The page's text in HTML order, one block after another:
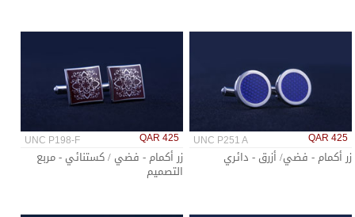
UNC P251 A QAR 425
زر أكمام - فضي/ أزرق - دائري
UNC P198-F QAR 425
زر أكمام - فضي / كستنائي - مربع
التصميم